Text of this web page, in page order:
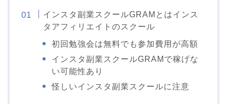
インスタ副業スクールGRAMとはインス
タアフィリエイトのスクール
初回勉強会は無料でも参加費用が高額
インスタ副業スクールGRAMで稼げな
い可能性あり
怪しいインスタ副業スクールに注意